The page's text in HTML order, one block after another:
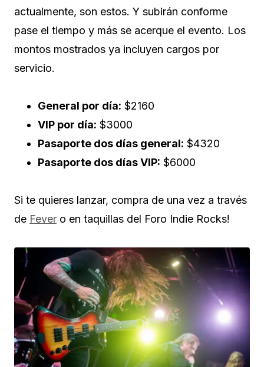
actualmente, son estos. Y subirán conforme
pase el tiempo y más se acerque el evento. Los
montos mostrados ya incluyen cargos por
servicio.
General por día: $2160
VIP por día: $3000
Pasaporte dos días general: $4320
Pasaporte dos días VIP: $6000
Si te quieres lanzar, compra de una vez a través
de Fever o en taquillas del Foro Indie Rocks!